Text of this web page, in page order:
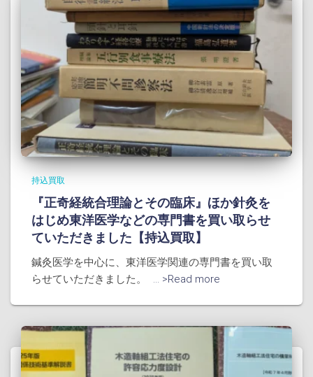
持込買取
『正奇経統合理論とその臨床』ほか針灸を
はじめ東洋医学などの専門書を買い取らせ
ていただきました【持込買取】
鍼灸医学を中心に、東洋医学関連の専門書を買い取
らせていただきました。
... >Read more